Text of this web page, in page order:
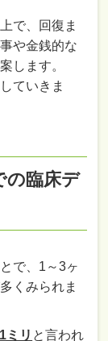
で、回復ま
や金銭的な
します。
ていきま
の臨床デ
で、1～3ヶ
くみられま
ミリ と言われ